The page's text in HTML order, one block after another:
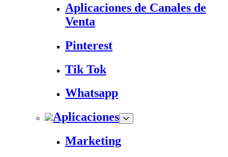
Aplicaciones de Canales de
Venta
Pinterest
Tik Tok
Whatsapp
Aplicaciones
Marketing